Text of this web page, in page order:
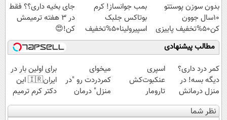
بدون سوزن پوستتو
10سال جوون
کن50%تخفیف پاییزی
بمب جوانساز! کرم
بوتاکس جلبک
اسپیرولینا50%تخفیف
جای بخیه داری؟؟ فقط
در 3 هفته ترمیمش
کن!😍
مطالب پیشنهادی
کمر درد داری؟
دیگه بسه! در
منزل درمانش
کن
(◀پرسش‌نامه)
اسپری
عنکبوت‌‌کش
تارومار
ازبین‌برنده انواع
عنکبوت
میخوای
کمردردت رو "در
منزل" درمان
کنی؟ (◂فیلم +
◂پرسش‌نامه)
برای اولین بار در
ایران🇮🇷 این
دکتر کرم ترمیم
کننده 23 روزه
ساخت!
نظر شما